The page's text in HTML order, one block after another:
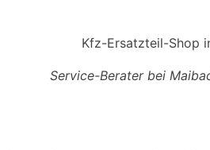
Kfz-Ersatzteil-Shop
Service-Berater bei